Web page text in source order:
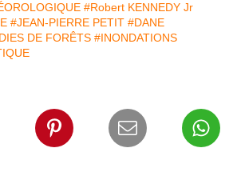
#Robert KENNEDY Jr
#JEAN-PIERRE PETIT #DANE
DE FORÊTS #INONDATIONS